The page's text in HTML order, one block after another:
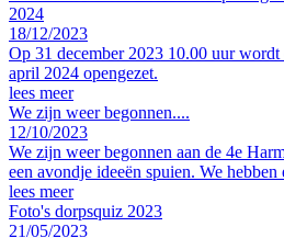
2024
18/12/2023
Op 31 december 2023 10.00 uur
april 2024 opengezet.
lees meer
We zijn weer begonnen....
12/10/2023
We zijn weer begonnen aan de 4e
een avondje ideeën spuien. We hebben
lees meer
Foto's dorpsquiz 2023
21/05/2023